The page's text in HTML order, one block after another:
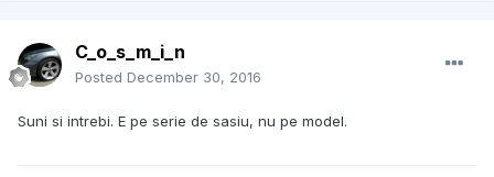
C_o_s_m_i_n
Posted December 30, 2016
Suni si intrebi. E pe serie de sasiu, nu pe model.